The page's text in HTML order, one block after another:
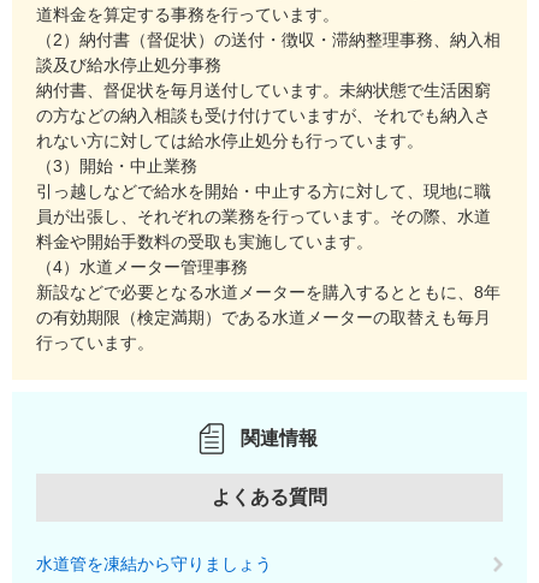
道料金を算定する事務を行っています。
（2）納付書（督促状）の送付・徴収・滞納整理事務、納入相
談及び給水停止処分事務
納付書、督促状を毎月送付しています。未納状態で生活困窮
の方などの納入相談も受け付けていますが、それでも納入さ
れない方に対しては給水停止処分も行っています。
（3）開始・中止業務
引っ越しなどで給水を開始・中止する方に対して、現地に職
員が出張し、それぞれの業務を行っています。その際、水道
料金や開始手数料の受取も実施しています。
（4）水道メーター管理事務
新設などで必要となる水道メーターを購入するとともに、8年
の有効期限（検定満期）である水道メーターの取替えも毎月
行っています。
関連情報
よくある質問
水道管を凍結から守りましょう